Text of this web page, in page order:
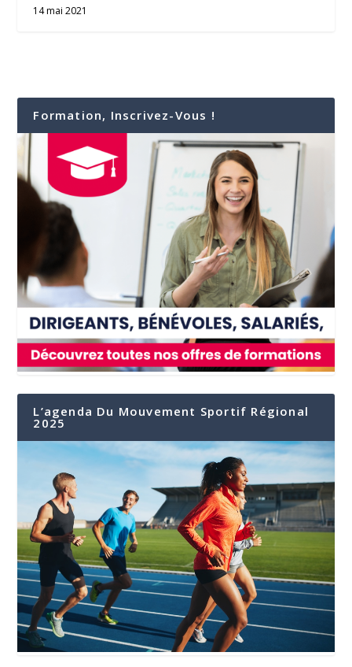
14 mai 2021
Formation, Inscrivez-Vous !
L’agenda Du Mouvement Sportif Régional
2025